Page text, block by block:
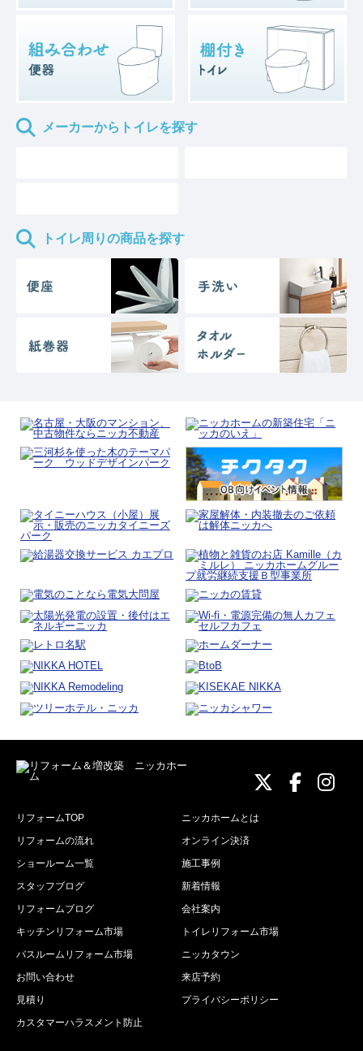
メーカーからトイレを探す
トイレ周りの商品を探す
リフォームTOP
ニッカホームとは
リフォームの流れ
オンライン決済
ショールーム一覧
施工事例
スタッフブログ
新着情報
リフォームブログ
会社案内
キッチンリフォーム市場
トイレリフォーム市場
バスルームリフォーム市場
ニッカタウン
お問い合わせ
来店予約
見積り